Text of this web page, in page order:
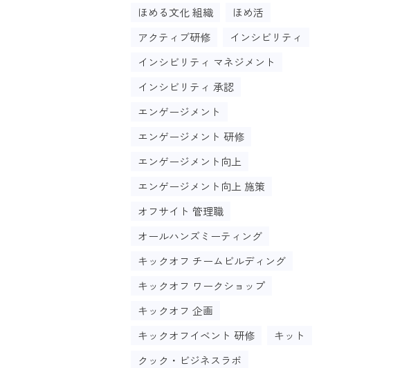
ほめる文化 組織
ほめ活
アクティブ研修
インシビリティ
インシビリティ マネジメント
インシビリティ 承認
エンゲージメント
エンゲージメント 研修
エンゲージメント向上
エンゲージメント向上 施策
オフサイト 管理職
オールハンズミーティング
キックオフ チームビルディング
キックオフ ワークショップ
キックオフ 企画
キックオフイベント 研修
キット
クック・ビジネスラボ